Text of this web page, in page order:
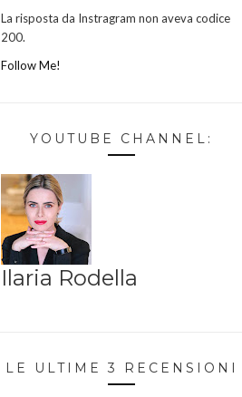
La risposta da Instragram non aveva codice
200.
Follow Me!
YOUTUBE CHANNEL:
Ilaria Rodella
LE ULTIME 3 RECENSIONI